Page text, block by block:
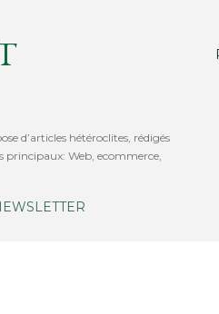
d’articles hétéroclites, rédigés
principaux: Web, ecommerce,